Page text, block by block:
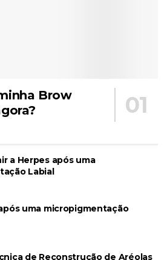
Brow
a Herpes após uma
Labial
uma micropigmentação
de Reconstrução de Aréolas